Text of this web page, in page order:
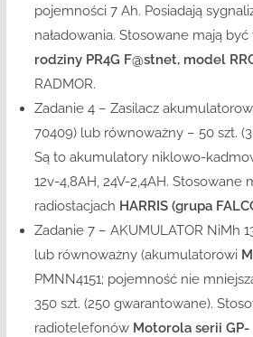
pojemności 7 Ah. Posiadają
naładowania. Stosowane mają być
rodziny PR4G F@stnet, model
RADMOR.
Zadanie 4 – Zasilacz
70409) lub równoważny – 50 szt.
Są to akumulatory niklowo-
12v-4,8AH, 24V-2,4AH. Stosowane
radiostacjach HARRIS (grupa
Zadanie 7 – AKUMULATOR NiMh
lub równoważny (akumulatorowi
PMNN4151; pojemność nie
350 szt. (250 gwarantowane).
radiotelefonów Motorola serii